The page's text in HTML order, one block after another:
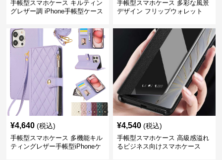
手帳型スマホケース キルティン
グレザー調 iPhone手帳型ケース
手帳型スマホケース 多彩な風景
デザイン フリップウォレット
¥4,640 (税込)
手帳型スマホケース 多機能キル
ティングレザー手帳型iPhoneケ
¥4,540 (税込)
手帳型スマホケース 高級感溢れ
るビジネス向けスマホケース